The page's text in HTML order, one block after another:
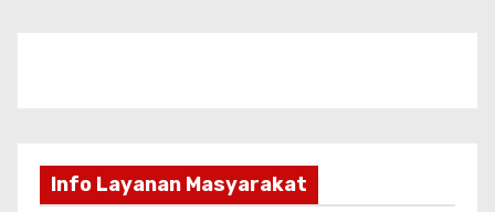
Info Layanan Masyarakat